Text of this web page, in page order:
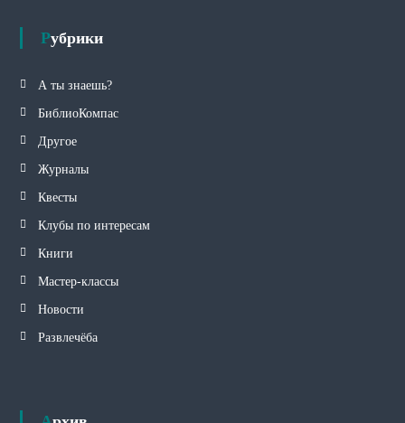
Рубрики
А ты знаешь?
БиблиоКомпас
Другое
Журналы
Квесты
Клубы по интересам
Книги
Мастер-классы
Новости
Развлечёба